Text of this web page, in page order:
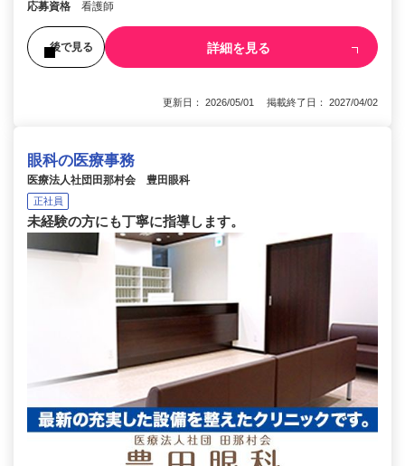
応募資格 看護師
後で見る 詳細を見る
更新日： 2026/05/01 掲載終了日： 2027/04/02
眼科の医療事務
医療法人社団田那村会 豊田眼科
正社員
未経験の方にも丁寧に指導します。